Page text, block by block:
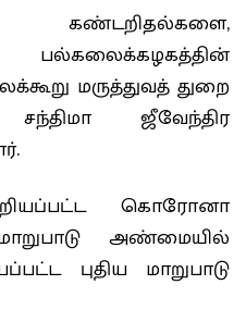
கண்டறிதல்களை,
மருத்துவத் துறை
ஜீவேந்திர
கொரோனா
அண்மையில்
புதிய மாறுபாடு